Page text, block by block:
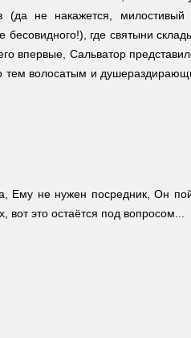
(да не накажется,
где святыни
впервые, Сальватор
тем волосатым и
Ему не нужен посредник, Он
это остаётся под вопросом...